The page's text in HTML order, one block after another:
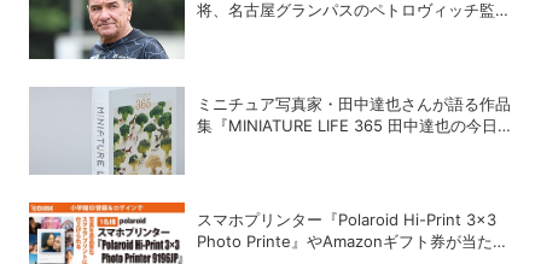
将、名古屋グランパスのペトロヴィッチ監督
ミニチュア写真家・田中達也さんが語る作品
集『MINIATURE LIFE 365 田中達也の今日
スマホプリンター『Polaroid Hi-Print 3×3
Photo Printe』やAmazonギフト券が当た